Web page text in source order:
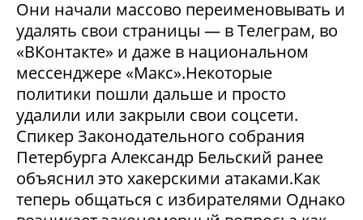
Они начали массово переименовывать и
удалять свои страницы — в Телеграм, во
«ВКонтакте» и даже в национальном
мессенджере «Макс».Некоторые
политики пошли дальше и просто
удалили или закрыли свои соцсети.
Спикер Законодательного собрания
Петербурга Александр Бельский ранее
объяснил это хакерскими атаками.Как
теперь общаться с избирателями Однако